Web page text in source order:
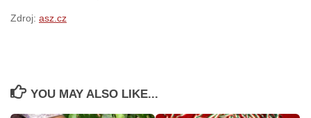
Zdroj: asz.cz
YOU MAY ALSO LIKE...